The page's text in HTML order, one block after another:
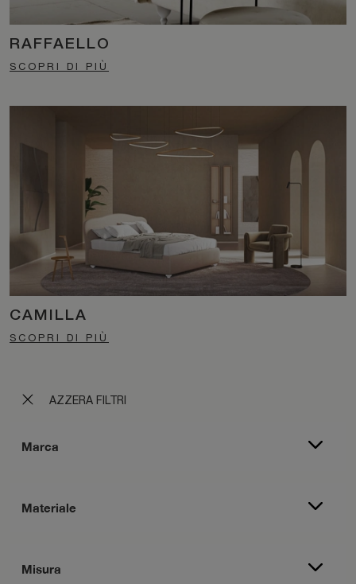
AZZERA FILTRI
Marca
Materiale
Misura
RAFFAELLO
SCOPRI DI PIÙ
CAMILLA
SCOPRI DI PIÙ